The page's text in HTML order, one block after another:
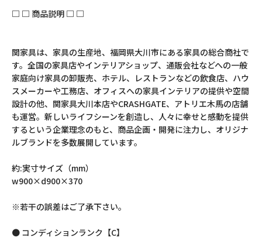
□ □ 商品説明 □ □
関家具は、家具の生産地、福岡県大川市にある家具の総合商社で
す。全国の家具店やインテリアショップ、通販会社などへの一般
家庭向け家具の卸販売、ホテル、レストランなどの飲食店、ハウ
スメーカーや工務店、オフィスへの家具インテリアの提供や空間
設計の他、関家具大川本店やCRASHGATE、アトリエ木馬の店舗
も運営。新しいライフシーンを創造し、人々に幸せと感動を提供
するという企業理念のもと、商品企画・開発に注力し、オリジナ
ルブランドを多数展開しています。
約:実寸サイズ（mm）
w900×d900×370
※若干の誤差はご了承下さい。
● コンディションランク【C】